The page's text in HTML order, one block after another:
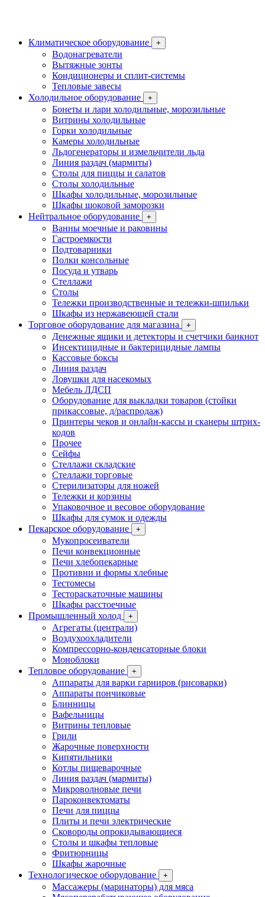
Климатическое оборудование +
Водонагреватели
Вытяжные зонты
Кондиционеры и сплит-системы
Тепловые завесы
Холодильное оборудование
+
Бонеты и лари холодильные, морозильные
Витрины холодильные
Горки холодильные
Камеры холодильные
Льдогенераторы и измельчители льда
Линия раздач (мармиты)
Столы для пиццы и салатов
Столы холодильные
Шкафы холодильные, морозильные
Шкафы шоковой заморозки
Нейтральное оборудование
+
Ванны моечные и раковины
Гастроемкости
Подтоварники
Полки консольные
Посуда и утварь
Стеллажи
Столы
Тележки производственные и тележки-шпильки
Шкафы из нержавеющей стали
Торговое оборудование для магазина
+
Денежные ящики и детекторы и счетчики банкнот
Инсектицидные и бактерицидные лампы
Кассовые боксы
Линия раздач
Ловушки для насекомых
Мебель ЛДСП
Оборудование для выкладки товаров (стойки
прикассовые, д/распродаж)
Принтеры чеков и онлайн-кассы и сканеры штрих-
кодов
Прочее
Сейфы
Стеллажи складские
Стеллажи торговые
Стерилизаторы для ножей
Тележки и корзины
Упаковочное и весовое оборудование
Шкафы для сумок и одежды
Пекарское оборудование
+
Мукопросеиватели
Печи конвекционные
Печи хлебопекарные
Противни и формы хлебные
Тестомесы
Тестораскаточные машины
Шкафы расстоечные
Промышленный холод
+
Агрегаты (централи)
Воздухоохладители
Компрессорно-конденсаторные блоки
Моноблоки
Тепловое оборудование
+
Аппараты для варки гарниров (рисоварки)
Аппараты пончиковые
Блинницы
Вафельницы
Витрины тепловые
Грили
Жарочные поверхности
Кипятильники
Котлы пищеварочные
Линия раздач (мармиты)
Микроволновые печи
Пароконвектоматы
Печи для пиццы
Плиты и печи электрические
Сковороды опрокидывающиеся
Столы и шкафы тепловые
Фритюрницы
Шкафы жарочные
Технологическое оборудование
+
Массажеры (маринаторы) для мяса